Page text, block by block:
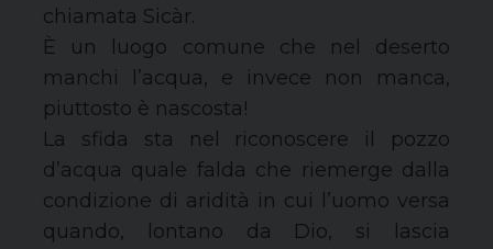
chiamata Sicàr.
È un luogo comune che nel deserto
manchi l’acqua, e invece non manca,
piuttosto è nascosta!
La sfida sta nel riconoscere il pozzo
d’acqua quale falda che riemerge dalla
condizione di aridità in cui l’uomo versa
quando, lontano da Dio, si lascia